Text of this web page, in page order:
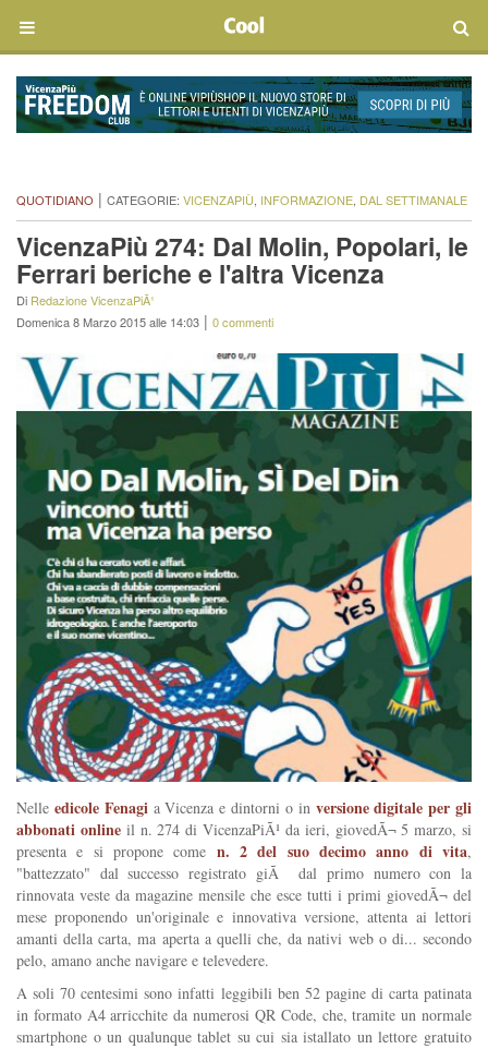
QUOTIDIANO | CATEGORIE: VICENZAPIÙ, INFORMAZIONE, DAL SETTIMANALE
VicenzaPiù 274: Dal Molin, Popolari, le
Ferrari beriche e l'altra Vicenza
Di Redazione VicenzaPiÃ¹
Domenica 8 Marzo 2015 alle 14:03 | 0 commenti
Nelle edicole Fenagi a Vicenza e dintorni o in versione digitale per gli
abbonati onlineil n. 274 di VicenzaPiÃ¹ da ieri, giovedÃ¬ 5 marzo, si
presenta e si propone come n. 2 del suo decimo anno di vita,
"battezzato" dal successo registrato giÃ dal primo numero con la
rinnovata veste da magazine mensile che esce tutti i primi giovedÃ¬ del
mese proponendo un'originale e innovativa versione, attenta ai lettori
amanti della carta, ma aperta a quelli che, da nativi web o di... secondo
pelo, amano anche navigare e televedere.
A soli 70 centesimi sono infatti leggibili ben 52 pagine di carta patinata
in formato A4 arricchite da numerosi QR Code, che, tramite un normale
smartphone o un qualunque tablet su cui sia istallato un lettore gratuito